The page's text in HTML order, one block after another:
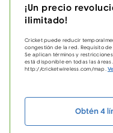
¡Un precio
ilimitado!
Cricket puede reducir
congestión de la red. Requisito
Se aplican términos y
está disponible en todas las
http://cricketwireless.com/map.
Obtén 4